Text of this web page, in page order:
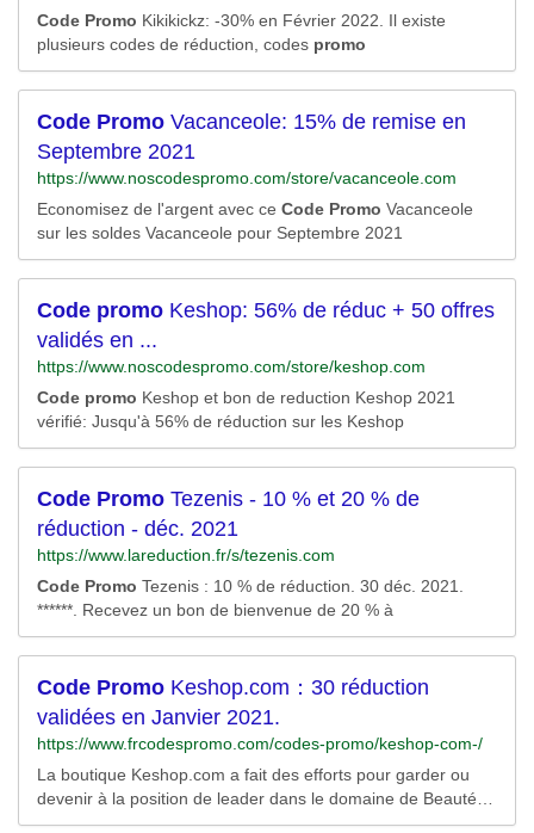
Code Promo Kikikickz: -30% en Février 2022. Il existe
plusieurs codes de réduction, codes promo
Code Promo Vacanceole: 15% de remise en
Septembre 2021
https://www.noscodespromo.com/store/vacanceole.com
Economisez de l'argent avec ce Code Promo Vacanceole
sur les soldes Vacanceole pour Septembre 2021
Code promo Keshop: 56% de réduc + 50 offres
validés en ...
https://www.noscodespromo.com/store/keshop.com
Code promo Keshop et bon de reduction Keshop 2021
vérifié: Jusqu'à 56% de réduction sur les Keshop
Code Promo Tezenis - 10 % et 20 % de
réduction - déc. 2021
https://www.lareduction.fr/s/tezenis.com
Code Promo Tezenis : 10 % de réduction. 30 déc. 2021.
******. Recevez un bon de bienvenue de 20 % à
Code Promo Keshop.com：30 réduction
validées en Janvier 2021.
https://www.frcodespromo.com/codes-promo/keshop-com-/
La boutique Keshop.com a fait des efforts pour garder ou
devenir à la position de leader dans le domaine de Beauté.
Abonnez-vous à notre newsletter s’il y a aucune promotion